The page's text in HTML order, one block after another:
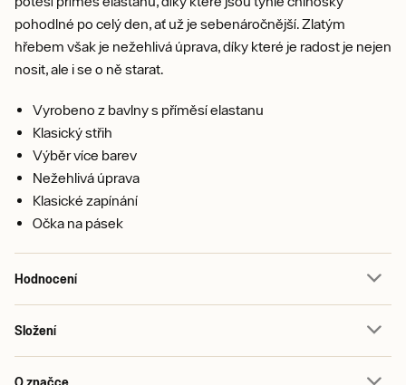
pohodlné po celý den, ať už je sebenáročnější. Zlatým
hřebem však je nežehlivá úprava, díky které je radost je nejen
nosit, ale i se o ně starat.
Vyrobeno z bavlny s příměsí elastanu
Klasický střih
Výběr více barev
Nežehlivá úprava
Klasické zapínání
Očka na pásek
Hodnocení
Složení